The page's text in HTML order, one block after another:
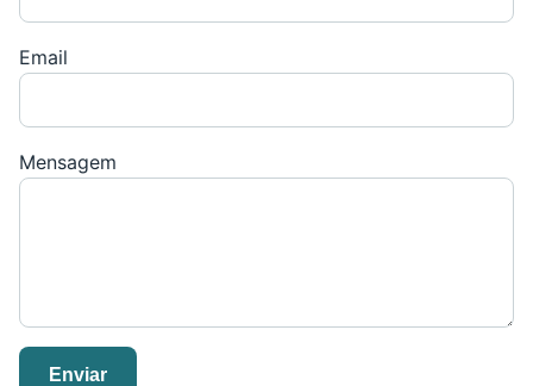
Email
Mensagem
Enviar